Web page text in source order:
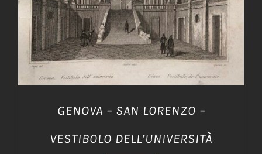
GENOVA – SAN LORENZO –
VESTIBOLO DELL’UNIVERSITÀ